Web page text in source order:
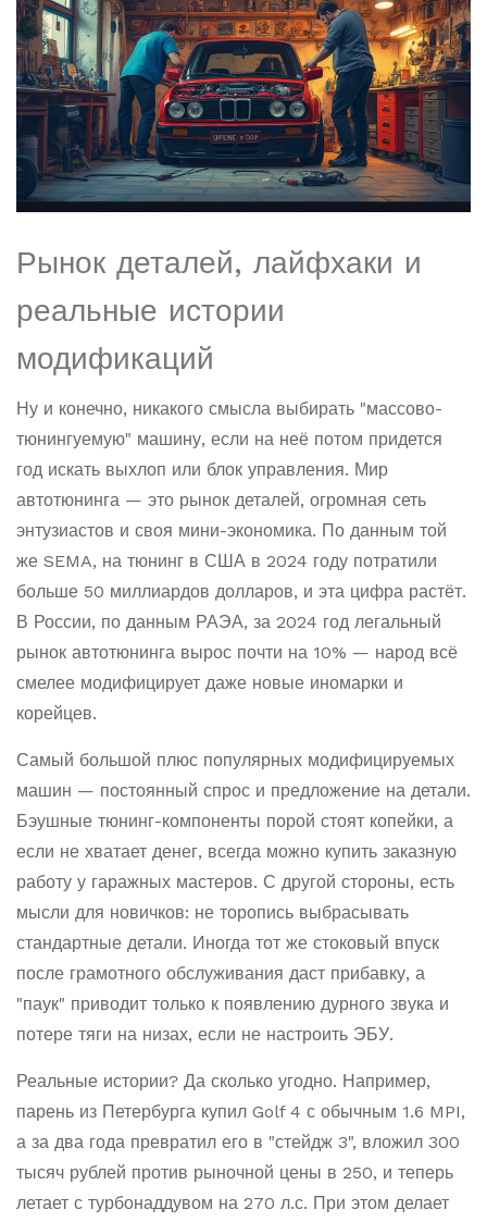
Рынок деталей, лайфхаки и
реальные истории
модификаций
Ну и конечно, никакого смысла выбирать "массово-
тюнингуемую" машину, если на неё потом придется
год искать выхлоп или блок управления. Мир
автотюнинга — это рынок деталей, огромная сеть
энтузиастов и своя мини-экономика. По данным той
же SEMA, на тюнинг в США в 2024 году потратили
больше 50 миллиардов долларов, и эта цифра растёт.
В России, по данным РАЭА, за 2024 год легальный
рынок автотюнинга вырос почти на 10% — народ всё
смелее модифицирует даже новые иномарки и
корейцев.
Самый большой плюс популярных модифицируемых
машин — постоянный спрос и предложение на детали.
Бэушные тюнинг-компоненты порой стоят копейки, а
если не хватает денег, всегда можно купить заказную
работу у гаражных мастеров. С другой стороны, есть
мысли для новичков: не торопись выбрасывать
стандартные детали. Иногда тот же стоковый впуск
после грамотного обслуживания даст прибавку, а
"паук" приводит только к появлению дурного звука и
потере тяги на низах, если не настроить ЭБУ.
Реальные истории? Да сколько угодно. Например,
парень из Петербурга купил Golf 4 с обычным 1.6 MPI,
а за два года превратил его в "стейдж 3", вложил 300
тысяч рублей против рыночной цены в 250, и теперь
летает с турбонаддувом на 270 л.с. При этом делает